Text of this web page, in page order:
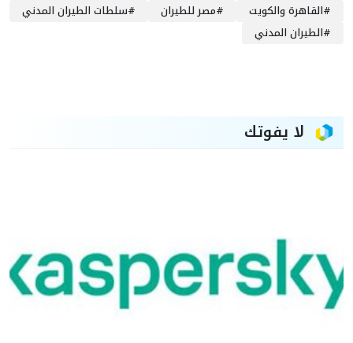
#القاهرة والكويت #مصر للطيران #سلطات الطيران المدني
#الطيران المدني
لا يفوتك